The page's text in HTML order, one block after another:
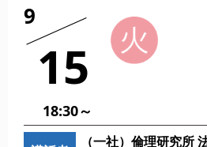
9
15
18:30～
（一社）倫理研究所